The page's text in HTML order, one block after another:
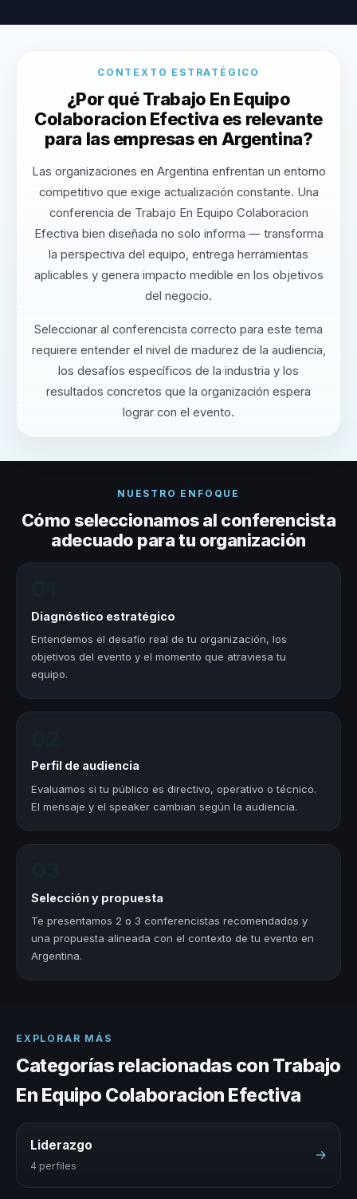
CONTEXTO ESTRATÉGICO
¿Por qué Trabajo En Equipo
Colaboracion Efectiva es relevante
para las empresas en Argentina?
Las organizaciones en Argentina enfrentan un entorno
competitivo que exige actualización constante. Una
conferencia de Trabajo En Equipo Colaboracion
Efectiva bien diseñada no solo informa — transforma
la perspectiva del equipo, entrega herramientas
aplicables y genera impacto medible en los objetivos
del negocio.
Seleccionar al conferencista correcto para este tema
requiere entender el nivel de madurez de la audiencia,
los desafíos específicos de la industria y los
resultados concretos que la organización espera
lograr con el evento.
NUESTRO ENFOQUE
Cómo seleccionamos al conferencista
adecuado para tu organización
Diagnóstico estratégico
Entendemos el desafío real de tu organización, los
objetivos del evento y el momento que atraviesa tu
equipo.
Perfil de audiencia
Evaluamos si tu público es directivo, operativo o técnico.
El mensaje y el speaker cambian según la audiencia.
Selección y propuesta
Te presentamos 2 o 3 conferencistas recomendados y
una propuesta alineada con el contexto de tu evento en
Argentina.
EXPLORAR MÁS
Categorías relacionadas con Trabajo
En Equipo Colaboracion Efectiva
Liderazgo
4 perfiles
→